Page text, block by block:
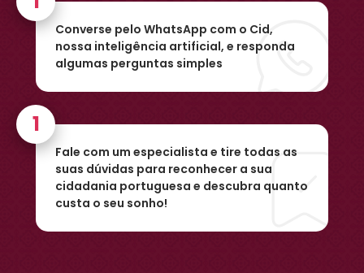
Converse pelo WhatsApp com o Cid,
nossa inteligência artificial, e responda
algumas perguntas simples
Fale com um especialista e tire todas as
suas dúvidas para reconhecer a sua
cidadania portuguesa e descubra quanto
custa o seu sonho!